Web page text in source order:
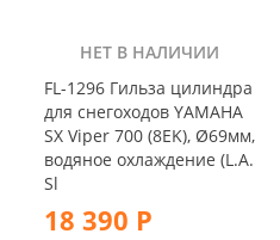
НЕТ В НАЛИЧИИ
FL-1296 Гильза цилиндра
для снегоходов YAMAHA
SX Viper 700 (8EK), Ø69мм,
водяное охлаждение (L.A.
Sl
18 390 Р